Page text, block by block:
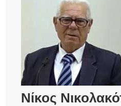
Νίκος